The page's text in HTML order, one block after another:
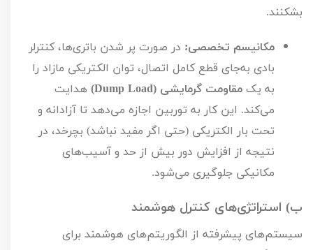
بشکنند.
مکانیسم تخصصی: در صورت پر شدن باتری‌ها، کنترلر
بادی به‌جای قطع کامل اتصال، توان الکتریکی مازاد را
به یک مقاومت گرمایشی (Dump Load
) هدایت
می‌کند. این کار به توربین اجازه می‌دهد تا آزادانه و
تحت بار الکتریکی (حتی اگر مفید نباشد) بچرخد، در
نتیجه از افزایش دور بیش از حد و آسیب‌های
مکانیکی جلوگیری می‌شود.
ب) استراتژی‌های کنترل هوشمند
سیستم‌های پیشرفته از الگوریتم‌های هوشمند برای